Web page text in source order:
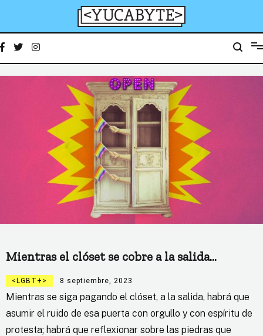
YucaByte
Mientras el clóset se cobre a la salida…
LGBT+ 8 septiembre, 2023
Mientras se siga pagando el clóset, a la salida, habrá que
asumir el ruido de esa puerta con orgullo y con espíritu de
protesta; habrá que reflexionar sobre las piedras que